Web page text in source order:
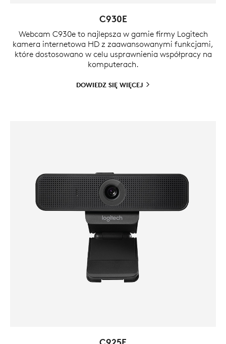
C930E
Webcam C930e to najlepsza w gamie firmy Logitech
kamera internetowa HD z zaawansowanymi funkcjami,
które dostosowano w celu usprawnienia współpracy na
komputerach.
DOWIEDZ SIĘ WIĘCEJ